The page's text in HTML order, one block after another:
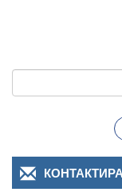
Search
Пребарување